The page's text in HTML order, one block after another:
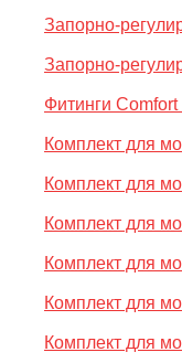
Запорно-
Запорно-
Фитинги
Комплект для
Комплект для
Комплект для
Комплект для
Комплект для
Комплект для